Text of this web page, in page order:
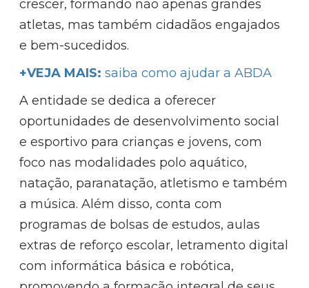
crescer, formando não apenas grandes
atletas, mas também cidadãos engajados
e bem-sucedidos.
+VEJA MAIS: saiba como ajudar a ABDA
A entidade se dedica a oferecer
oportunidades de desenvolvimento social
e esportivo para crianças e jovens, com
foco nas modalidades polo aquático,
natação, paranatação, atletismo e também
a música. Além disso, conta com
programas de bolsas de estudos, aulas
extras de reforço escolar, letramento digital
com informática básica e robótica,